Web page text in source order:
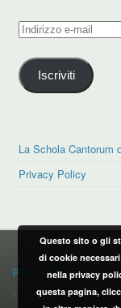
Indirizzo
mail
Iscriviti
La Schola Cantorum
Privacy Policy
PRIVACY POLICY
privacy policy
CONTATTI:
Questo sito o gli
di cookie
nella privacy
questa pagina,